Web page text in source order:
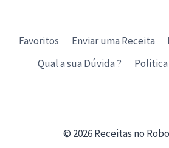
Favoritos Enviar uma Receita
Qual a sua Dúvida ?
© 2026 Receitas no